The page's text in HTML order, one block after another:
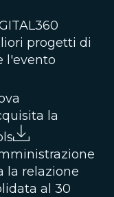
progetti di
l'evento
la
la relazione
al 30